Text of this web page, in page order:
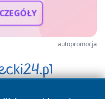
autopromocja